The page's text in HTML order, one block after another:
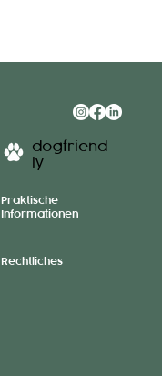
dogfriend
ly
Praktische
Informationen
Rechtliches